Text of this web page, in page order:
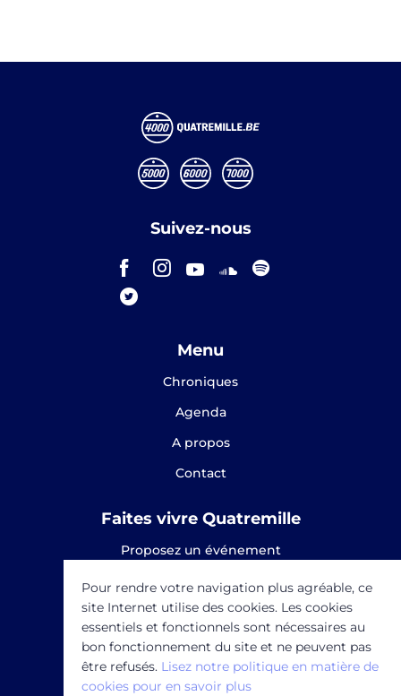
Suivez-nous
Menu
Chroniques
Agenda
A propos
Contact
Faites vivre Quatremille
Proposez un événement
Proposez une chronique
SOUTENEZ-NOUS
Pour rendre votre navigation plus agréable, ce
site Internet utilise des cookies. Les cookies
essentiels et fonctionnels sont nécessaires au
bon fonctionnement du site et ne peuvent pas
être refusés. Lisez notre politique en matière de
cookies pour en savoir plus